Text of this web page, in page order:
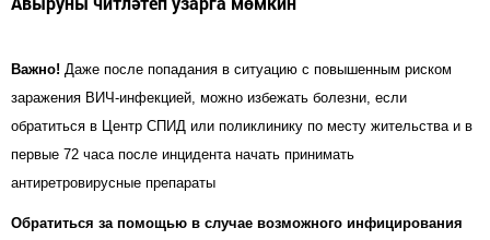
Важно! Даже после попадания в ситуацию с повышенным риском
заражения ВИЧ-инфекцией, можно избежать болезни, если
обратиться в Центр СПИД или поликлинику по месту жительства и в
первые 72 часа после инцидента начать принимать
антиретровирусные препараты
Обратиться за помощью в случае возможного инфицирования